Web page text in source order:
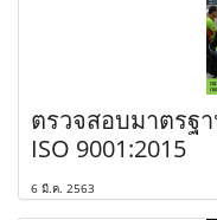
ตรวจสอบมาตรฐ
ISO 9001:2015
6 มี.ค. 2563